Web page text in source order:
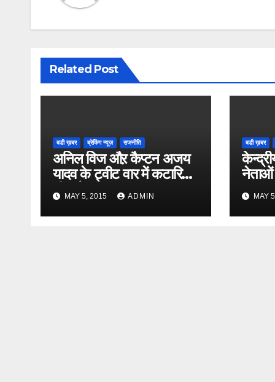
Related Post
बडी ख़बर ब्रेकिंग न्यूज़ राजनीति
अनिल विज औऱ कैप्टन अजय
यादव के ट्वीट वार में कटारिया
भी कूदे
MAY 5, 2015 ADMIN
बडी ख़बर
नेताओं
MAY